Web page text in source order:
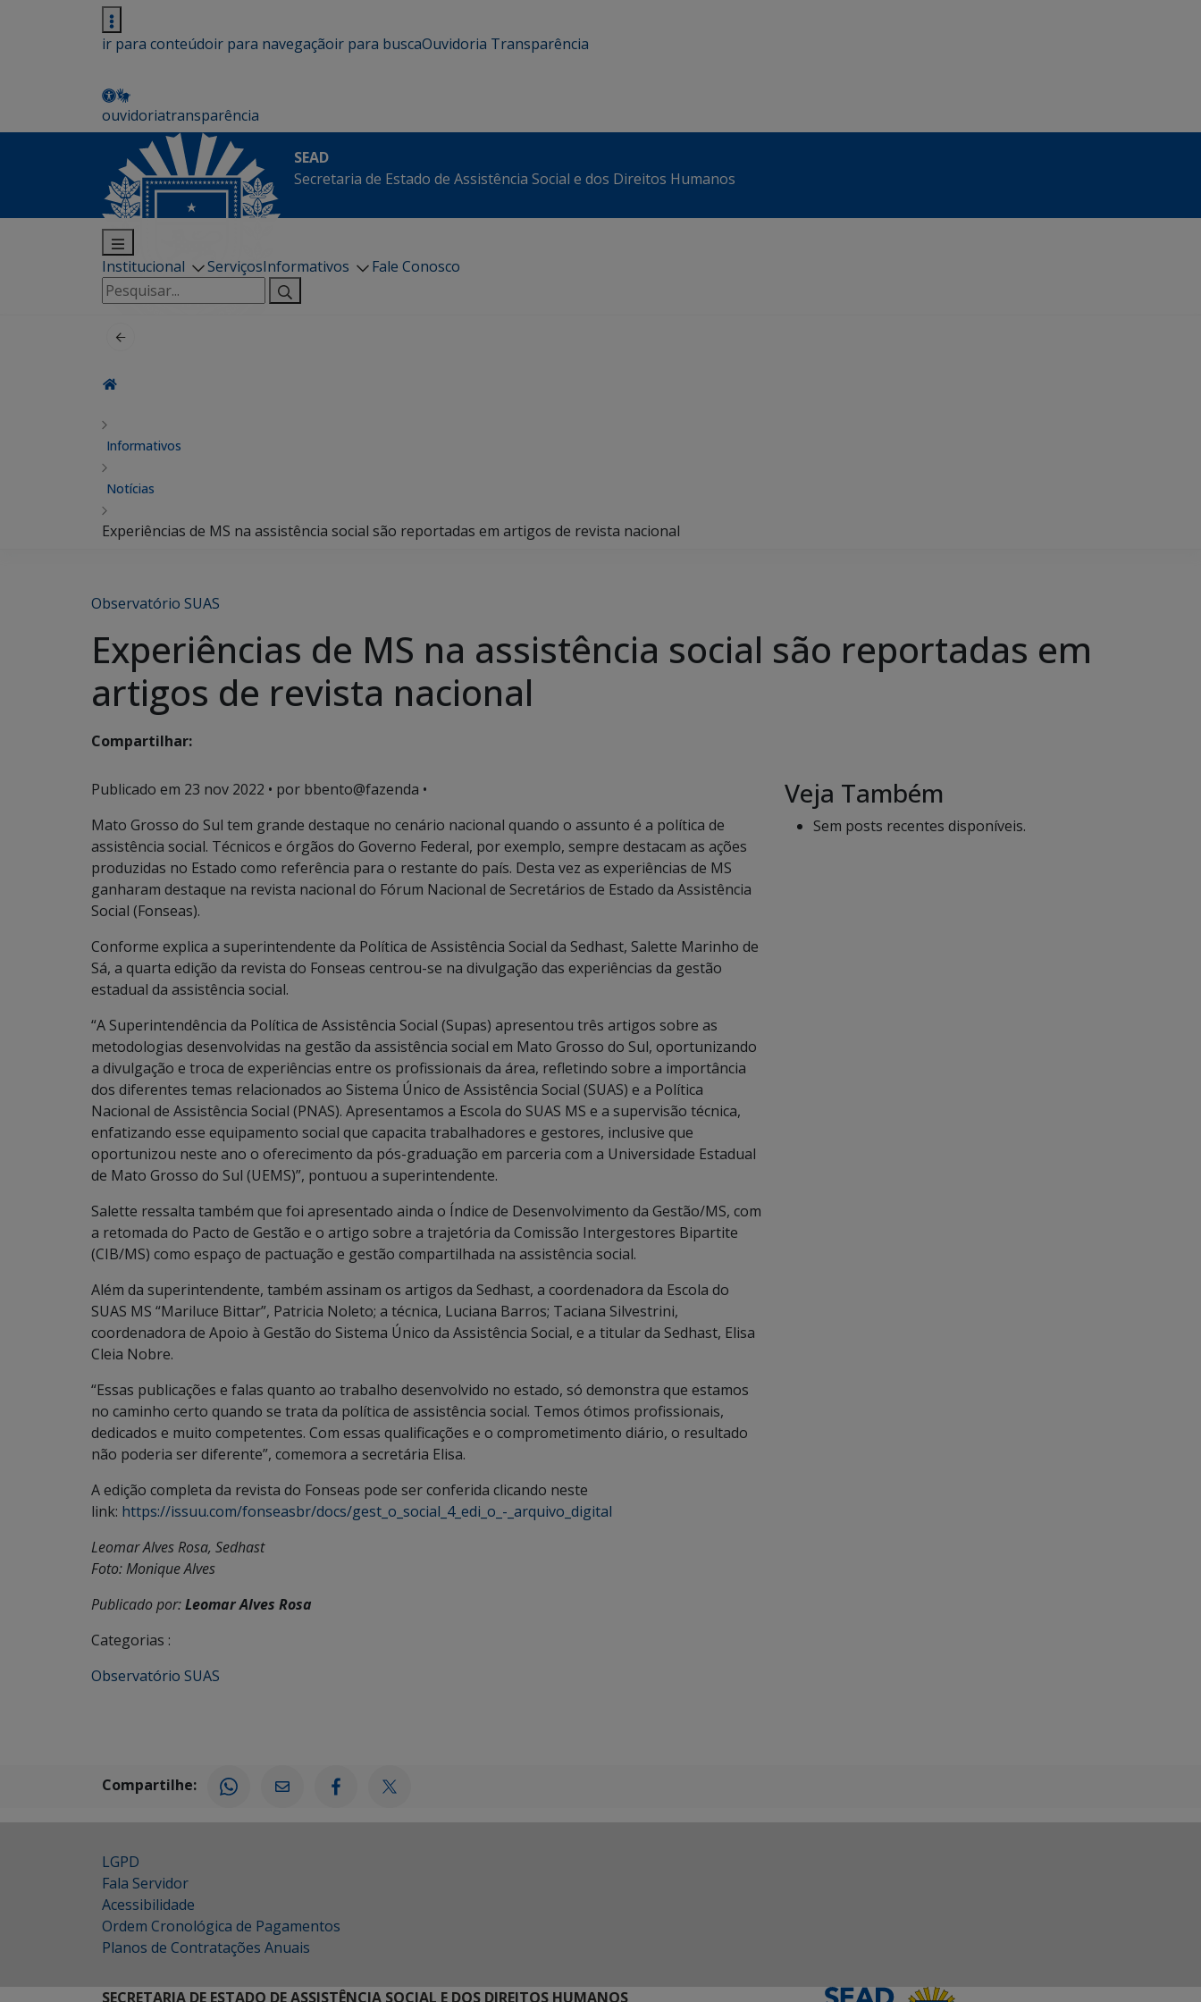
ir para conteúdoir para navegaçãoir para buscaOuvidoria Transparência
ouvidoriatransparência
SEAD
Secretaria de Estado de Assistência Social e dos Direitos Humanos
Institucional ServiçosInformativos
Fale Conosco
Pesquisar
por:
Informativos
Notícias
Experiências de MS na assistência social são reportadas em artigos de revista nacional
Observatório SUAS
Experiências de MS na assistência social são reportadas em
artigos de revista nacional
Compartilhar:
Publicado em 23 nov 2022 • por bbento@fazenda •
Mato Grosso do Sul tem grande destaque no cenário nacional quando o assunto é a política de
assistência social. Técnicos e órgãos do Governo Federal, por exemplo, sempre destacam as ações
produzidas no Estado como referência para o restante do país. Desta vez as experiências de MS
ganharam destaque na revista nacional do Fórum Nacional de Secretários de Estado da Assistência
Social (Fonseas).
Conforme explica a superintendente da Política de Assistência Social da Sedhast, Salette Marinho de
Sá, a quarta edição da revista do Fonseas centrou-se na divulgação das experiências da gestão
estadual da assistência social.
“A Superintendência da Política de Assistência Social (Supas) apresentou três artigos sobre as
metodologias desenvolvidas na gestão da assistência social em Mato Grosso do Sul, oportunizando
a divulgação e troca de experiências entre os profissionais da área, refletindo sobre a importância
dos diferentes temas relacionados ao Sistema Único de Assistência Social (SUAS) e a Política
Nacional de Assistência Social (PNAS). Apresentamos a Escola do SUAS MS e a supervisão técnica,
enfatizando esse equipamento social que capacita trabalhadores e gestores, inclusive que
oportunizou neste ano o oferecimento da pós-graduação em parceria com a Universidade Estadual
de Mato Grosso do Sul (UEMS)”, pontuou a superintendente.
Salette ressalta também que foi apresentado ainda o Índice de Desenvolvimento da Gestão/MS, com
a retomada do Pacto de Gestão e o artigo sobre a trajetória da Comissão Intergestores Bipartite
(CIB/MS) como espaço de pactuação e gestão compartilhada na assistência social.
Além da superintendente, também assinam os artigos da Sedhast, a coordenadora da Escola do
SUAS MS “Mariluce Bittar”, Patricia Noleto; a técnica, Luciana Barros; Taciana Silvestrini,
coordenadora de Apoio à Gestão do Sistema Único da Assistência Social, e a titular da Sedhast, Elisa
Cleia Nobre.
“Essas publicações e falas quanto ao trabalho desenvolvido no estado, só demonstra que estamos
no caminho certo quando se trata da política de assistência social. Temos ótimos profissionais,
dedicados e muito competentes. Com essas qualificações e o comprometimento diário, o resultado
não poderia ser diferente”, comemora a secretária Elisa.
A edição completa da revista do Fonseas pode ser conferida clicando neste
link: https://issuu.com/fonseasbr/docs/gest_o_social_4_edi_o_-_arquivo_digital
Leomar Alves Rosa, Sedhast
Foto: Monique Alves
Publicado por:Leomar Alves Rosa
Categorias :
Observatório SUAS
Veja Também
Sem posts recentes disponíveis.
Compartilhe:
LGPD
Fala Servidor
Acessibilidade
Ordem Cronológica de Pagamentos
Planos de Contratações Anuais
SECRETARIA DE ESTADO DE ASSISTÊNCIA SOCIAL E DOS DIREITOS HUMANOS